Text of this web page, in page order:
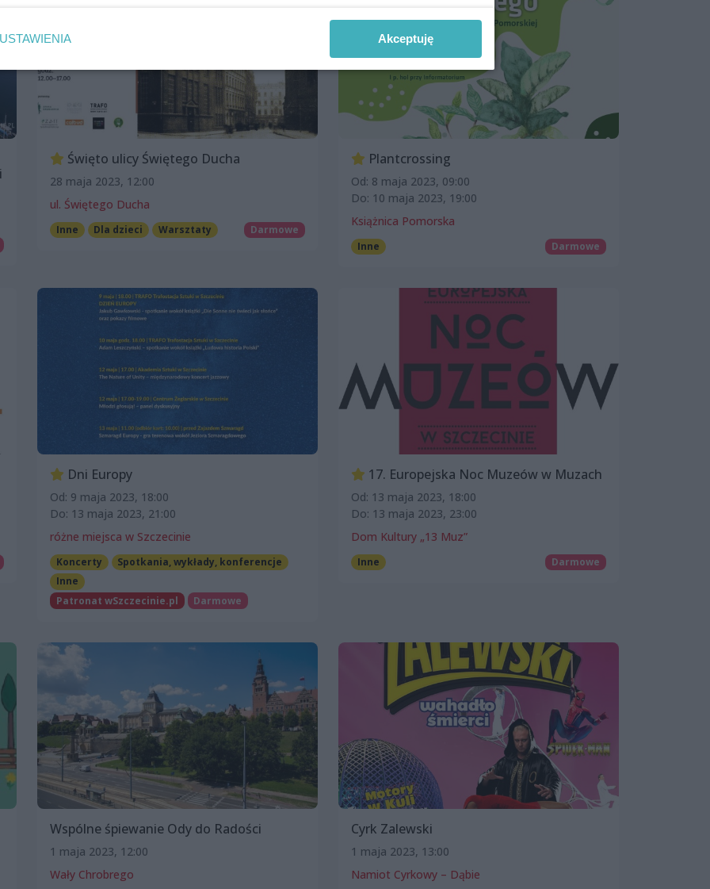
Święto ulicy Świętego Ducha
28 maja 2023, 12:00
ul. Świętego Ducha
Inne Dla dzieci Warsztaty Darmowe
Plantcrossing
Od: 8 maja 2023, 09:00
Do: 10 maja 2023, 19:00
Książnica Pomorska
Inne Darmowe
Dni Europy
Od: 9 maja 2023, 18:00
Do: 13 maja 2023, 21:00
różne miejsca w Szczecinie
Koncerty
Spotkania, wykłady, konferencje
Inne
Patronat wSzczecinie.pl
Darmowe
17. Europejska Noc Muzeów w Muzach
Od: 13 maja 2023, 18:00
Do: 13 maja 2023, 23:00
Dom Kultury „13 Muz”
Inne Darmowe
Wspólne śpiewanie Ody do Radości
1 maja 2023, 12:00
Wały Chrobrego
Cyrk Zalewski
1 maja 2023, 13:00
Namiot Cyrkowy – Dąbie
USTAWIENIA Akceptuję